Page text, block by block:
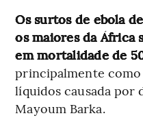
Os surtos de ebola
os maiores da África
em mortalidade de
principalmente
líquidos causada por
Mayoum Barka.